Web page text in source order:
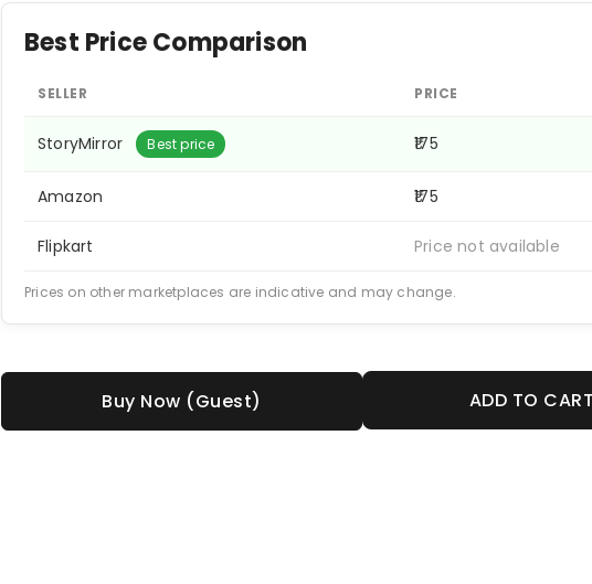
Best Price Comparison
SELLER PRICE
StoryMirror Best price ₹175
Amazon ₹175
Flipkart Price not available
Prices on other marketplaces are indicative and may change.
Buy Now (Guest) ADD TO CART